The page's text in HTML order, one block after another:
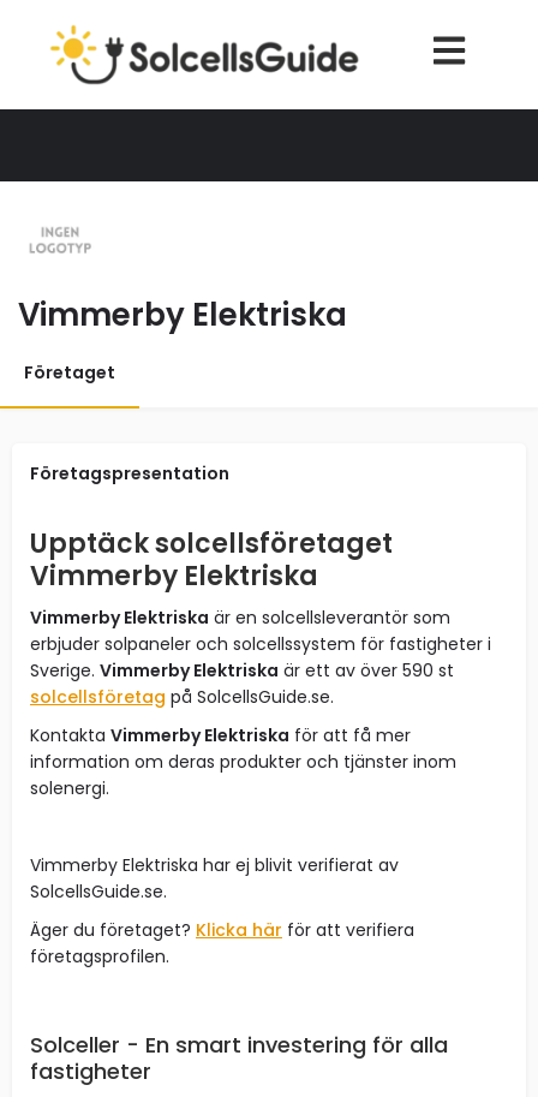
Vimmerby Elektriska
Företaget
Företagspresentation
Upptäck solcellsföretaget
Vimmerby Elektriska
Vimmerby Elektriska är en solcellsleverantör som
erbjuder solpaneler och solcellssystem för fastigheter i
Sverige. Vimmerby Elektriska är ett av över 590 st
solcellsföretag på SolcellsGuide.se.
Kontakta Vimmerby Elektriska för att få mer
information om deras produkter och tjänster inom
solenergi.
Vimmerby Elektriska har ej blivit verifierat av
SolcellsGuide.se.
Äger du företaget? Klicka här för att verifiera
företagsprofilen.
Solceller - En smart investering för alla
fastigheter